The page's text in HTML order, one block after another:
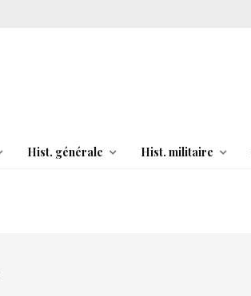
Hist. générale Hist. militaire